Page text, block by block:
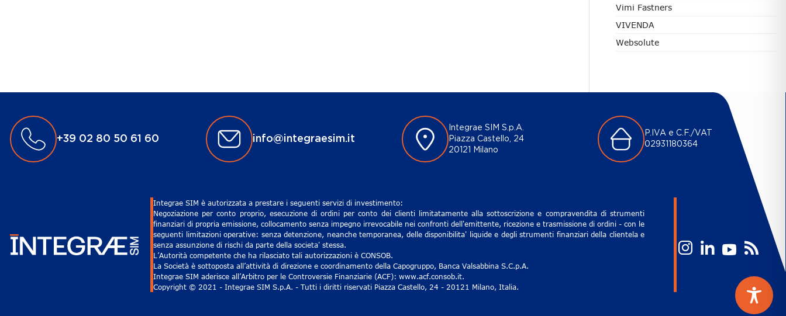
Vimi Fastners
VIVENDA
Websolute
+39 02 80 50 61 60 info@integraesim.it
Integrae SIM S.p.A.
Piazza Castello, 24
20121 Milano
P.IVA e C.F./VAT
02931180364
Integrae SIM è autorizzata a prestare i seguenti servizi di investimento:
Negoziazione per conto proprio, esecuzione di ordini per conto dei clienti limitatamente alla sottoscrizione e compravendita di strumenti
finanziari di propria emissione, collocamento senza impegno irrevocabile nei confronti dell'emittente, ricezione e trasmissione di ordini - con le
seguenti limitazioni operative: senza detenzione, neanche temporanea, delle disponibilita' liquide e degli strumenti finanziari della clientela e
senza assunzione di rischi da parte della societa' stessa.
L’Autorità competente che ha rilasciato tali autorizzazioni è CONSOB.
La Società è sottoposta all’attività di direzione e coordinamento della Capogruppo, Banca Valsabbina S.C.p.A.
Integrae SIM aderisce all’Arbitro per le Controversie Finanziarie (ACF): www.acf.consob.it.
Copyright © 2021 - Integrae SIM S.p.A. - Tutti i diritti riservati Piazza Castello, 24 - 20121 Milano, Italia.